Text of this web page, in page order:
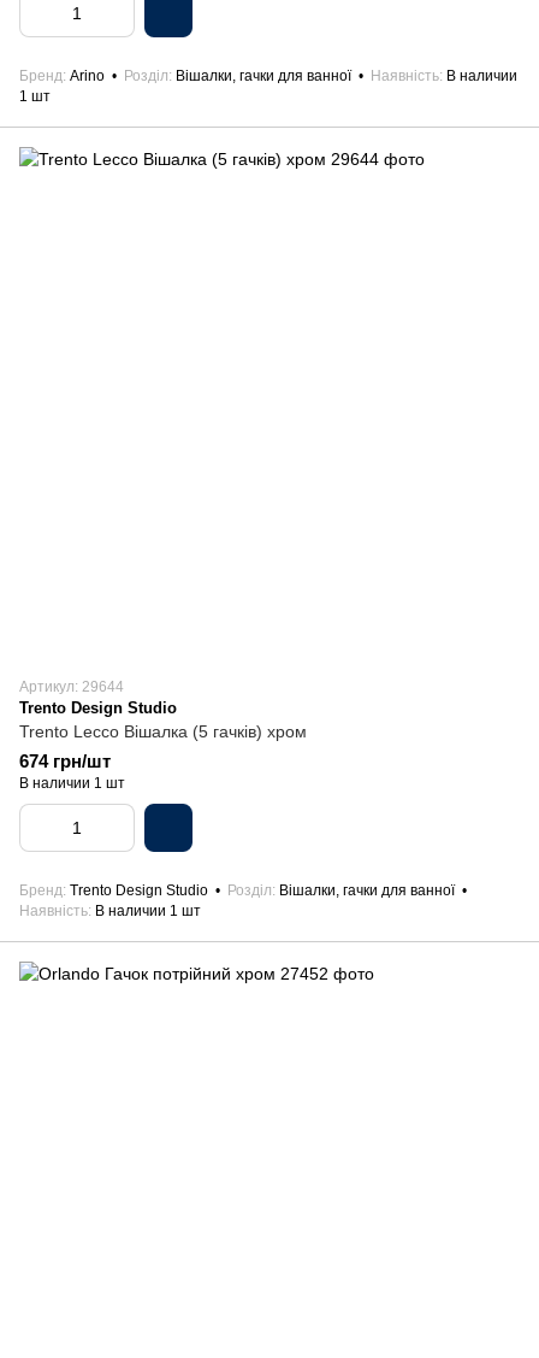
Бренд Arino Розділ Вішалки, гачки для ванної Наявність В наличии
1 шт
Артикул: 29644
Trento Design Studio
Trento Lecco Вішалка (5 гачків) хром
674 грн/шт
В наличии 1 шт
Бренд Trento Design Studio Розділ
Вішалки, гачки для ванної
Наявність В наличии 1 шт